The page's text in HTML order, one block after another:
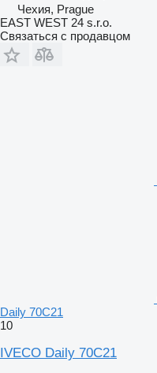
Чехия, Prague
EAST WEST 24 s.r.o.
Связаться с продавцом
Daily 70C21
10
IVECO Daily 70C21